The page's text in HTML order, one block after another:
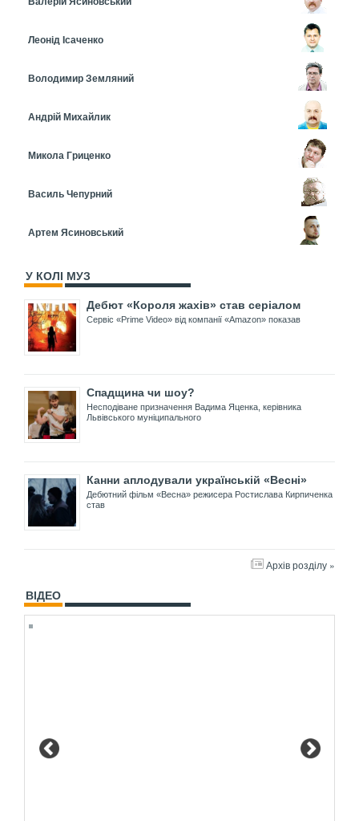
Леонід Ісаченко
Володимир Земляний
Андрій Михайлик
Микола Гриценко
Василь Чепурний
Артем Ясиновський
У КОЛІ МУЗ
Дебют «Короля жахів» став серіалом
Сервіс «Prime Video» від компанії «Amazon» показав
Спадщина чи шоу?
Несподіване призначення Вадима Яценка, керівника
Львівського муніципального
Канни аплодували українській «Весні»
Дебютний фільм «Весна» режисера Ростислава Кирпиченка
став
Архів розділу »
ВІДЕО